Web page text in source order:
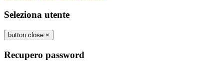
Seleziona utente
button close ×
Recupero password